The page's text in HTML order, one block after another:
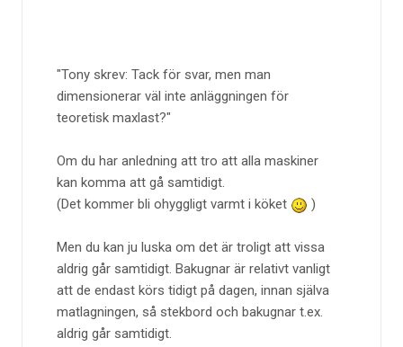
Tony skrev: Tack för svar, men man
dimensionerar väl inte anläggningen för
teoretisk maxlast?
Om du har anledning att tro att alla maskiner
kan komma att gå samtidigt.
(Det kommer bli ohyggligt varmt i köket
)
Men du kan ju luska om det är troligt att vissa
aldrig går samtidigt. Bakugnar är relativt vanligt
att de endast körs tidigt på dagen, innan själva
matlagningen, så stekbord och bakugnar t.ex.
aldrig går samtidigt.